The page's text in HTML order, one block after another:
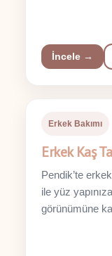
İncele →
Erkek Bakımı
Erkek Kaş
Pendik’te
ile yüz
görünümüne